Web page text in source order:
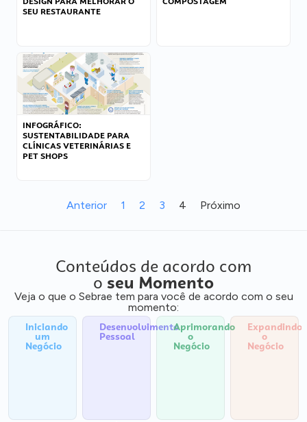
SEU RESTAURANTE
INFOGRÁFICO:
SUSTENTABILIDADE PARA
CLÍNICAS VETERINÁRIAS E
PET SHOPS
Anterior 1 2 3 4 Próximo
Conteúdos de acordo com
o seu Momento
Veja o que o Sebrae tem para você de acordo com o seu
momento:
Iniciando
um
Negócio
Desenvolvimento
Pessoal
Aprimorando
o
Negócio
Expandindo
o
Negócio